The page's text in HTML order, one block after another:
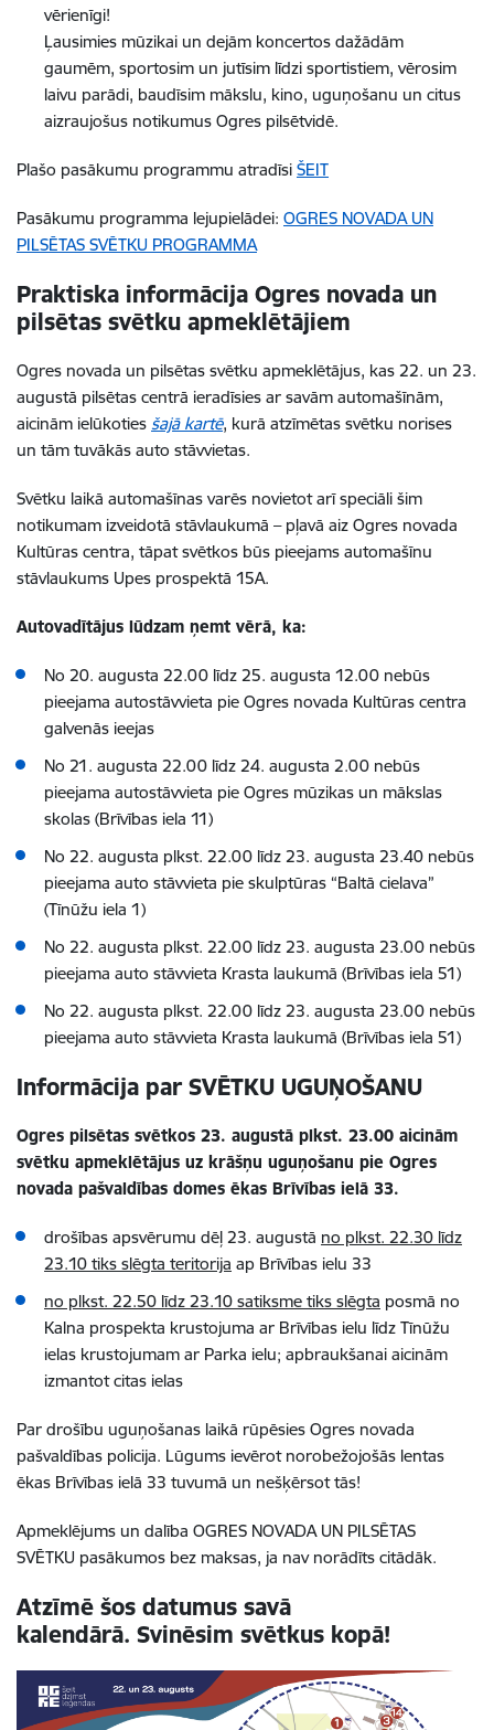
vērienīgi!
Ļausimies mūzikai un dejām koncertos dažādām
gaumēm, sportosim un jutīsim līdzi sportistiem, vērosim
laivu parādi, baudīsim mākslu, kino, uguņošanu un citus
aizraujošus notikumus Ogres pilsētvidē.
Plašo pasākumu programmu atradīsi ŠEIT
Pasākumu programma lejupielādei: OGRES NOVADA UN
PILSĒTAS SVĒTKU PROGRAMMA
Praktiska informācija Ogres novada un
pilsētas svētku apmeklētājiem
Ogres novada un pilsētas svētku apmeklētājus, kas 22. un 23.
augustā pilsētas centrā ieradīsies ar savām automašīnām,
aicinām ielūkoties šajā kartē, kurā atzīmētas svētku norises
un tām tuvākās auto stāvvietas.
Svētku laikā automašīnas varēs novietot arī speciāli šim
notikumam izveidotā stāvlaukumā – pļavā aiz Ogres novada
Kultūras centra, tāpat svētkos būs pieejams automašīnu
stāvlaukums Upes prospektā 15A.
Autovadītājus lūdzam ņemt vērā, ka:
No 20. augusta 22.00 līdz 25. augusta 12.00 nebūs
pieejama autostāvvieta pie Ogres novada Kultūras centra
galvenās ieejas
No 21. augusta 22.00 līdz 24. augusta 2.00 nebūs
pieejama autostāvvieta pie Ogres mūzikas un mākslas
skolas (Brīvības iela 11)
No 22. augusta plkst. 22.00 līdz 23. augusta 23.40 nebūs
pieejama auto stāvvieta pie skulptūras “Baltā cielava”
(Tīnūžu iela 1)
No 22. augusta plkst. 22.00 līdz 23. augusta 23.00 nebūs
pieejama auto stāvvieta Krasta laukumā (Brīvības iela 51)
No 22. augusta plkst. 22.00 līdz 23. augusta 23.00 nebūs
pieejama auto stāvvieta Krasta laukumā (Brīvības iela 51)
Informācija par SVĒTKU UGUŅOŠANU
Ogres pilsētas svētkos 23. augustā plkst. 23.00 aicinām
svētku apmeklētājus uz krāšņu uguņošanu pie Ogres
novada pašvaldības domes ēkas Brīvības ielā 33.
drošības apsvērumu dēļ 23. augustā no plkst. 22.30 līdz
23.10 tiks slēgta teritorija ap Brīvības ielu 33
no plkst. 22.50 līdz 23.10 satiksme tiks slēgta posmā no
Kalna prospekta krustojuma ar Brīvības ielu līdz Tīnūžu
ielas krustojumam ar Parka ielu; apbraukšanai aicinām
izmantot citas ielas
Par drošību uguņošanas laikā rūpēsies Ogres novada
pašvaldības policija. Lūgums ievērot norobežojošās lentas
ēkas Brīvības ielā 33 tuvumā un nešķērsot tās!
Apmeklējums un dalība OGRES NOVADA UN PILSĒTAS
SVĒTKU pasākumos bez maksas, ja nav norādīts citādāk.
Atzīmē šos datumus savā
kalendārā. Svinēsim svētkus kopā!